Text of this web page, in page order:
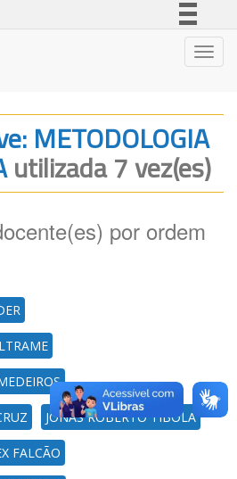
Legislação
Canais
METODOLOGIA
utilizada 7 vez(es)
por ordem
JONAS ROBERTO TIBOLA
FALCÃO